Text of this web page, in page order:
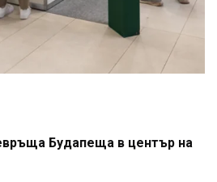
Будапеща в център на